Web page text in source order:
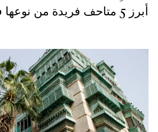
أبرز 5 متاحف فريدة من نوعها في جدة